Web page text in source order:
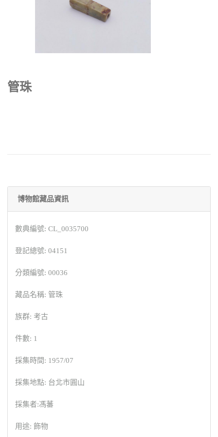
管珠
博物館藏品資訊
數典編號: CL_0035700
登記總號: 04151
分類編號: 00036
藏品名稱: 管珠
族群: 考古
件數: 1
採集時間: 1957/07
採集地點: 台北市圓山
採集者:馮蕃
用途: 飾物